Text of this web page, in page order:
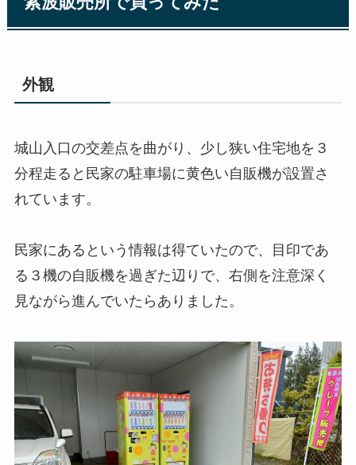
外観
城山入口の交差点を曲がり、少し狭い住宅地を３
分程走ると民家の駐車場に黄色い自販機が設置さ
れています。
民家にあるという情報は得ていたので、目印であ
る３機の自販機を過ぎた辺りで、右側を注意深く
見ながら進んでいたらありました。